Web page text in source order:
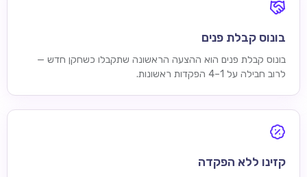
בונוס קבלת פנים
בונוס קבלת פנים הוא ההצעה הראשונה שתקבלו כשחקן חדש —
לרוב חבילה על 1–4 הפקדות ראשונות.
קזינו ללא הפקדה